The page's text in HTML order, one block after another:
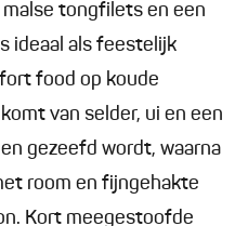
tongfilets en een
ideaal als feestelijk
food op koude
van selder, ui en een
gezeefd wordt, waarna
room en fijngehakte
Kort meegestoofde